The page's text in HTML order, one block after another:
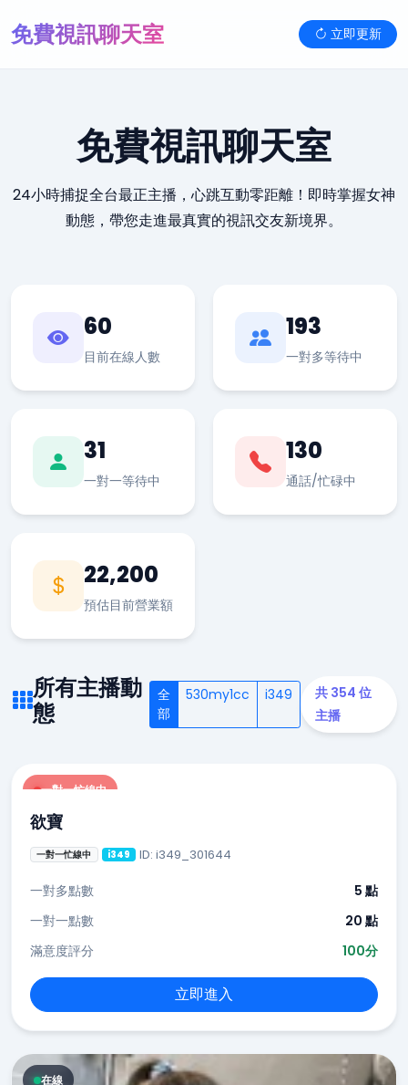
免費視訊聊天室 立即更新
免費視訊聊天室
24小時捕捉全台最正主播，心跳互動零距離！即時掌握女神
動態，帶您走進最真實的視訊交友新境界。
60
目前在線人數
193
一對多等待中
31
一對一等待中
130
通話/忙碌中
22,200
預估目前營業額
所有主播動
態
全
部
530my1cc i349
共 354 位
主播
一對一忙線中
欲寶
一對一忙線中 i349 ID: i349_301644
一對多點數
5 點
一對一點數
20 點
滿意度評分
100分
立即進入
在線